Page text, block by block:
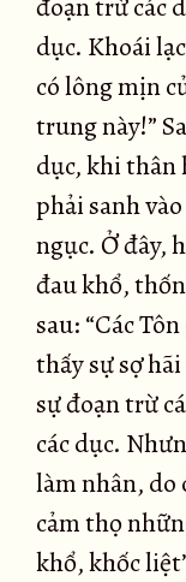
đoạn trừ các
dục. Khoái
có lông mịn
trung này!”
dục, khi thân
phải sanh
ngục. Ở đây,
đau khổ,
sau: “Các
thấy sự sợ
sự đoạn trừ
các dục.
làm nhân, do
cảm thọ
khổ, khốc